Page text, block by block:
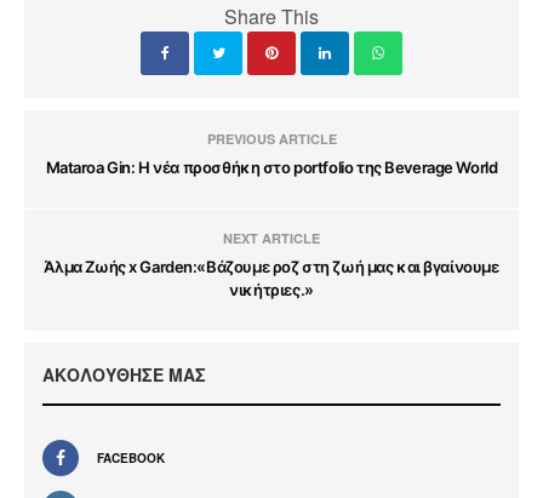
Share This
PREVIOUS ARTICLE
Mataroa Gin: Η νέα προσθήκη στο portfolio της Beverage World
NEXT ARTICLE
Άλμα Ζωής x Garden:«Βάζουμε ροζ στη ζωή μας και βγαίνουμε
νικήτριες.»
ΑΚΟΛΟΥΘΗΣΕ ΜΑΣ
FACEBOOK